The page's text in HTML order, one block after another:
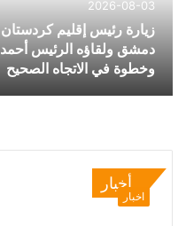
2026-08-03
زيارة رئيس إقليم كردستان
دمشق ولقاؤه الرئيس
وخطوة في الاتجاه الصحيح
أخبار
اخبار